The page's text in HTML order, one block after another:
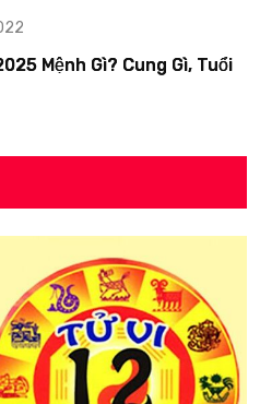
Mệnh Gì? Cung Gì, Tuổi